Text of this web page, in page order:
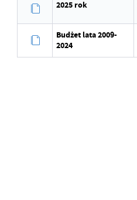
Data ostatniej
aktualizacji
Ostatnio zaktualizował
2025 rok
Budżet lata 2009-
2024